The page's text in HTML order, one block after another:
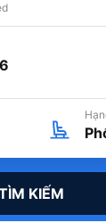
KIẾM